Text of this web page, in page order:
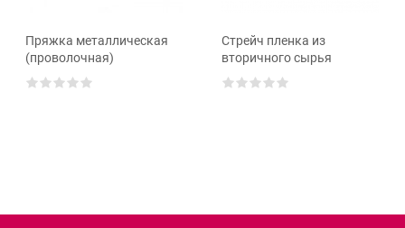
Пряжка металлическая
(проволочная)
Стрейч пленка из
вторичного сырья